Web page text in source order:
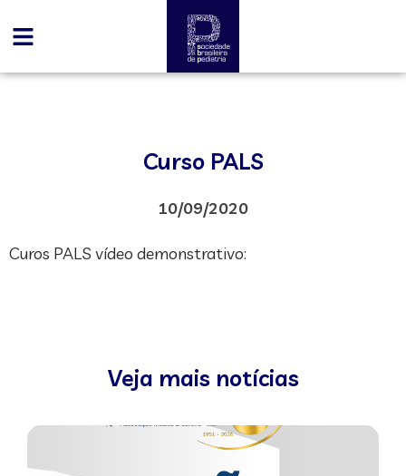
Curso PALS
10/09/2020
Curos PALS vídeo demonstrativo:
Veja mais notícias